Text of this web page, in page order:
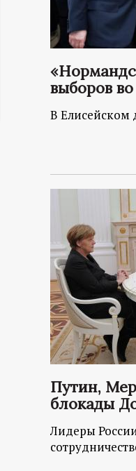
а
ц
и
о
н
й
п
о
р
т
а
л
выборов
В Елисейском
Путин,
блокады
Лидеры